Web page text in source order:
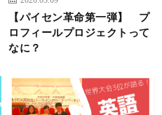
【パイセン革命第一弾】 プ
ロフィールプロジェクトって
なに？